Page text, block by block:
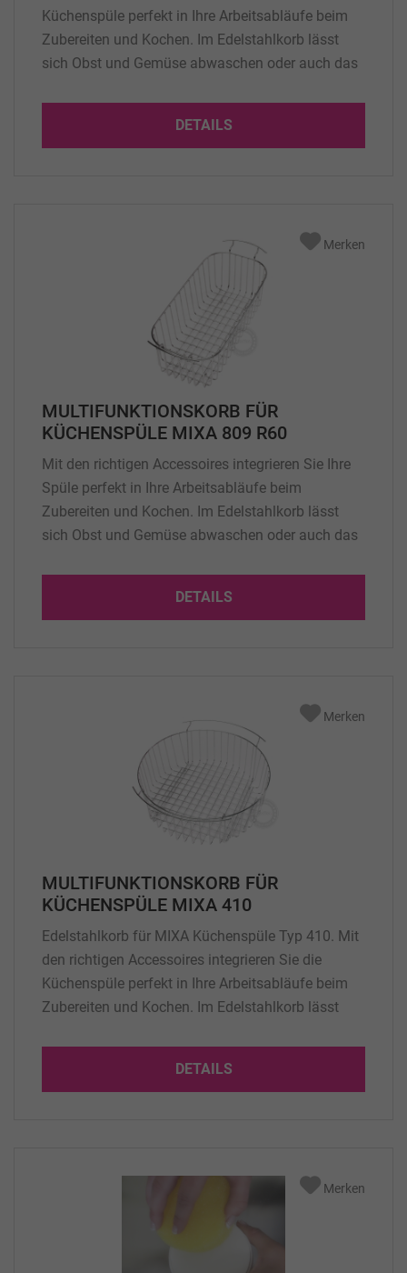
Küchenspüle perfekt in Ihre Arbeitsabläufe beim
Zubereiten und Kochen. Im Edelstahlkorb lässt
sich Obst und Gemüse abwaschen oder auch das
DETAILS
MULTIFUNKTIONSKORB FÜR
KÜCHENSPÜLE MIXA 809 R60
Mit den richtigen Accessoires integrieren Sie Ihre
Spüle perfekt in Ihre Arbeitsabläufe beim
Zubereiten und Kochen. Im Edelstahlkorb lässt
sich Obst und Gemüse abwaschen oder auch das
DETAILS
Merken
MULTIFUNKTIONSKORB FÜR
KÜCHENSPÜLE MIXA 410
Edelstahlkorb für MIXA Küchenspüle Typ 410. Mit
den richtigen Accessoires integrieren Sie die
Küchenspüle perfekt in Ihre Arbeitsabläufe beim
Zubereiten und Kochen. Im Edelstahlkorb lässt
runde Küchenspüle MIXA 410. Material: Edelstahl
DETAILS
Merken
Merken